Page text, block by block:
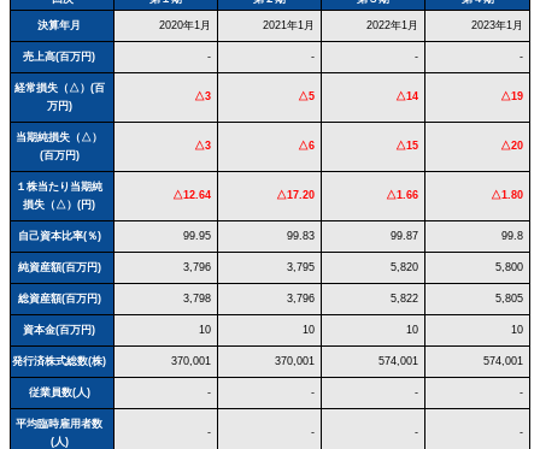
決算年月 2020年1月 2021年1月 2022年1月 2023年1月
売上高(百万円) - - - -
経常損失（△）(百
万円)
△3 △5 △14 △19
当期純損失（△）
(百万円)
△3 △6 △15 △20
１株当たり当期純
損失（△）(円)
△12.64 △17.20 △1.66 △1.80
自己資本比率(％) 99.95 99.83 99.87 99.8
純資産額(百万円) 3,796 3,795 5,820 5,800
総資産額(百万円) 3,798 3,796 5,822 5,805
資本金(百万円) 10 10 10 10
発行済株式総数(株) 370,001 370,001 574,001 574,001
従業員数(人) - - - -
平均臨時雇用者数
(人)
- - - -